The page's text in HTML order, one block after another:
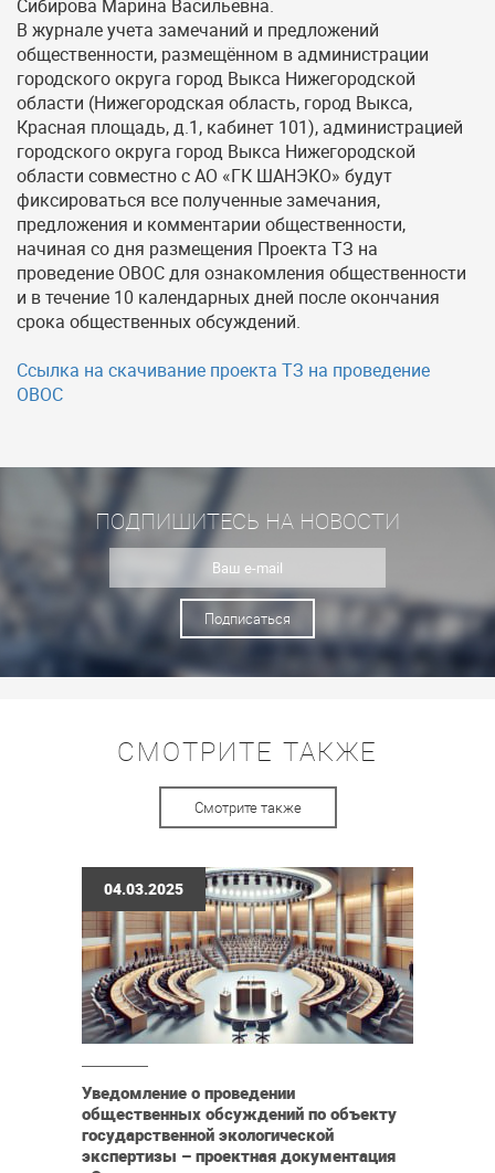
Сибирова Марина Васильевна.
В журнале учета замечаний и предложений
общественности, размещённом в администрации
городского округа город Выкса Нижегородской
области (Нижегородская область, город Выкса,
Красная площадь, д.1, кабинет 101), администрацией
городского округа город Выкса Нижегородской
области совместно с АО «ГК ШАНЭКО» будут
фиксироваться все полученные замечания,
предложения и комментарии общественности,
начиная со дня размещения Проекта ТЗ на
проведение ОВОС для ознакомления общественности
и в течение 10 календарных дней после окончания
срока общественных обсуждений.
Ссылка на скачивание проекта ТЗ на проведение
ОВОС
ПОДПИШИТЕСЬ НА НОВОСТИ
Подписаться
СМОТРИТЕ ТАКЖЕ
Смотрите также
04.03.2025
Уведомление о проведении
общественных обсуждений по объекту
государственной экологической
экспертизы – проектная документация